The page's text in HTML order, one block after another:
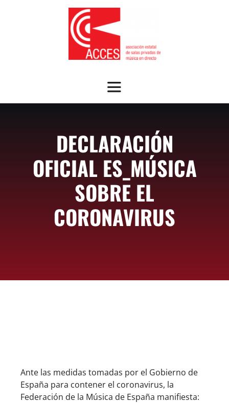
Toggle
Navigation
OFRECEMOS
GUÍA SALAS ASOCIADAS
DECLARACIÓN
OFICIAL ES_MÚSICA
SOBRE EL
CORONAVIRUS
Ante las medidas tomadas por el Gobierno de
España para contener el coronavirus, la
Federación de la Música de España manifiesta: